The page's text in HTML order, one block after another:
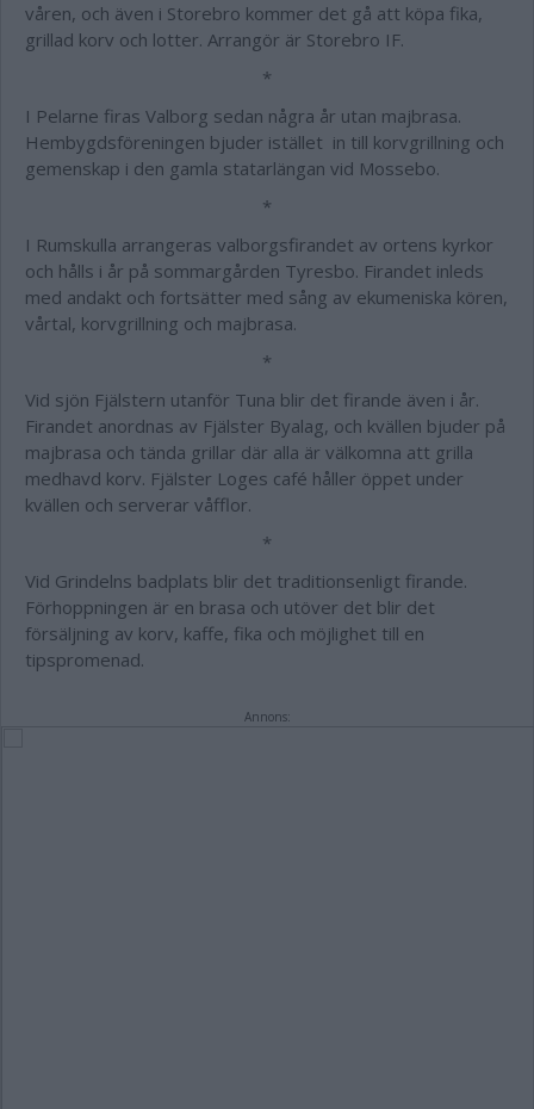
våren, och även i Storebro kommer det gå att köpa fika,
grillad korv och lotter. Arrangör är Storebro IF.
*
I Pelarne firas Valborg sedan några år utan majbrasa.
Hembygdsföreningen bjuder istället in till korvgrillning och
gemenskap i den gamla statarlängan vid Mossebo.
*
I Rumskulla arrangeras valborgsfirandet av ortens kyrkor
och hålls i år på sommargården Tyresbo. Firandet inleds
med andakt och fortsätter med sång av ekumeniska kören,
vårtal, korvgrillning och majbrasa.
*
Vid sjön Fjälstern utanför Tuna blir det firande även i år.
Firandet anordnas av Fjälster Byalag, och kvällen bjuder på
majbrasa och tända grillar där alla är välkomna att grilla
medhavd korv. Fjälster Loges café håller öppet under
kvällen och serverar våfflor.
*
Vid Grindelns badplats blir det traditionsenligt firande.
Förhoppningen är en brasa och utöver det blir det
försäljning av korv, kaffe, fika och möjlighet till en
tipspromenad.
Annons: